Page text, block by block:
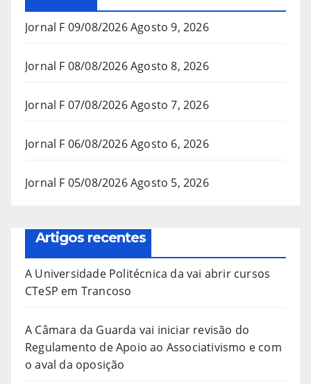
Jornal F 09/08/2026Agosto 9, 2026
Jornal F 08/08/2026Agosto 8, 2026
Jornal F 07/08/2026Agosto 7, 2026
Jornal F 06/08/2026Agosto 6, 2026
Jornal F 05/08/2026Agosto 5, 2026
Artigos recentes
A Universidade Politécnica da vai abrir cursos
CTeSP em Trancoso
A Câmara da Guarda vai iniciar revisão do
Regulamento de Apoio ao Associativismo e com
o aval da oposição